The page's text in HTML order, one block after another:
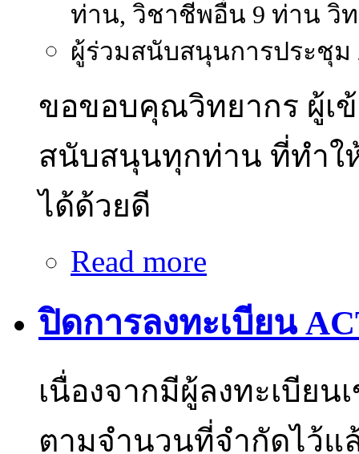
ท่าน, วิชาชีพอื่น 9 ท่าน วิ
ผู้ร่วมสนับสนุนการประชุม
ขอขอบคุณวิทยากร ผู้เ
สนับสนุนทุกท่าน ที่ทำใ
ได้ด้วยดี
Read more
ปิดการลงทะเบียน
เนื่องจากมีผู้ลงทะเบียน
ตามจำนวนที่จำกัดไว้แ